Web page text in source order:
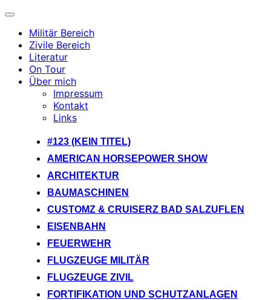
Navigation
umschalten
Militär Bereich
Zivile Bereich
Literatur
On Tour
Über mich
Impressum
Kontakt
Links
springen
#123 (KEIN TITEL)
AMERICAN HORSEPOWER SHOW
ARCHITEKTUR
BAUMASCHINEN
CUSTOMZ & CRUISERZ BAD SALZUFLEN
EISENBAHN
FEUERWEHR
FLUGZEUGE MILITÄR
FLUGZEUGE ZIVIL
FORTIFIKATION UND SCHUTZANLAGEN